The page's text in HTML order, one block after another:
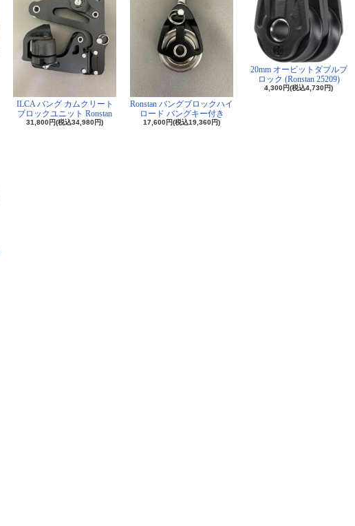
ILCA バング カムクリート
ブロックユニット Ronstan
31,800円(税込34,980円)
Ronstan バングブロックハイ
ロード バングキー付き
17,600円(税込19,360円)
20mm オービットダブルブ
ロック (Ronstan 25209)
4,300円(税込4,730円)